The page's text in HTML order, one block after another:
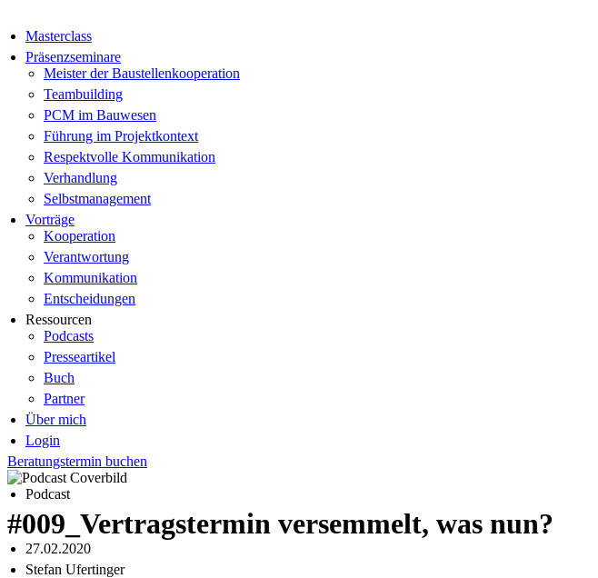
Masterclass
Präsenzseminare
Meister der Baustellenkooperation
Teambuilding
PCM im Bauwesen
Führung im Projektkontext
Respektvolle Kommunikation
Verhandlung
Selbstmanagement
Vorträge
Kooperation
Verantwortung
Kommunikation
Entscheidungen
Ressourcen
Podcasts
Presseartikel
Buch
Partner
Über mich
Login
Beratungstermin buchen
Podcast
#009_Vertragstermin versemmelt, was nun?
27.02.2020
Stefan Ufertinger